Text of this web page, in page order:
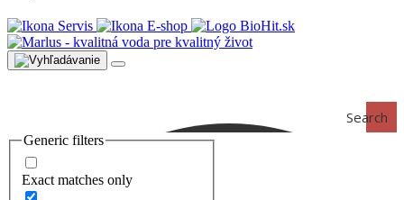
Servis E-shop
Search
Generic filters
Exact matches only